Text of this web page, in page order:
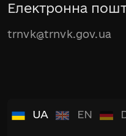
Електронна
trnvk@trnvk.gov.ua
UA EN